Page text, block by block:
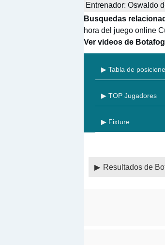
Entrenador: Oswaldo
Busquedas
hora del juego online
Ver videos de
▶ Tabla de
▶ TOP Jugadores
▶ Fixture
Resultados de